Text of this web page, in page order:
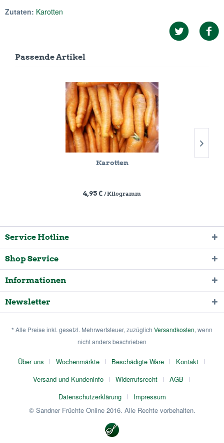
Zutaten: Karotten
Passende Artikel
Karotten
4,95 € / Kilogramm
Service Hotline
Shop Service
Informationen
Newsletter
* Alle Preise inkl. gesetzl. Mehrwertsteuer, zuzüglich Versandkosten, wenn
nicht anders beschrieben
Über uns Wochenmärkte Beschädigte Ware
Kontakt
Versand und Kundeninfo
Widerrufsrecht
AGB
Datenschutzerklärung
Impressum
© Sandner Früchte Online 2016. Alle Rechte vorbehalten.